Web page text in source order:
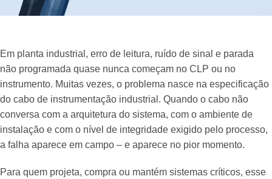
Em planta industrial, erro de leitura, ruído de sinal e parada
não programada quase nunca começam no CLP ou no
instrumento. Muitas vezes, o problema nasce na especificação
do cabo de instrumentação industrial. Quando o cabo não
conversa com a arquitetura do sistema, com o ambiente de
instalação e com o nível de integridade exigido pelo processo,
a falha aparece em campo – e aparece no pior momento.
Para quem projeta, compra ou mantém sistemas críticos, esse